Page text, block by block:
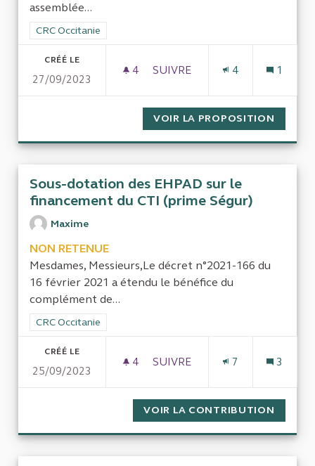
assemblée...
Filtrer les résultats de la catégorie : CRC Occitanie
CRC Occitanie
CRÉÉ LE
27/09/2023
4 4 ABONNÉS
SUIVRE
4 1
VOIR LA PROPOSITION
Sous-dotation des EHPAD sur le
financement du CTI (prime Ségur)
Maxime
NON RETENUE
Mesdames, Messieurs,Le décret n°2021-166 du
16 février 2021 a étendu le bénéfice du
complément de...
Filtrer les résultats de la catégorie : CRC Occitanie
CRC Occitanie
CRÉÉ LE
25/09/2023
4 4 ABONNÉS
SUIVRE
7 3
VOIR LA CONTRIBUTION